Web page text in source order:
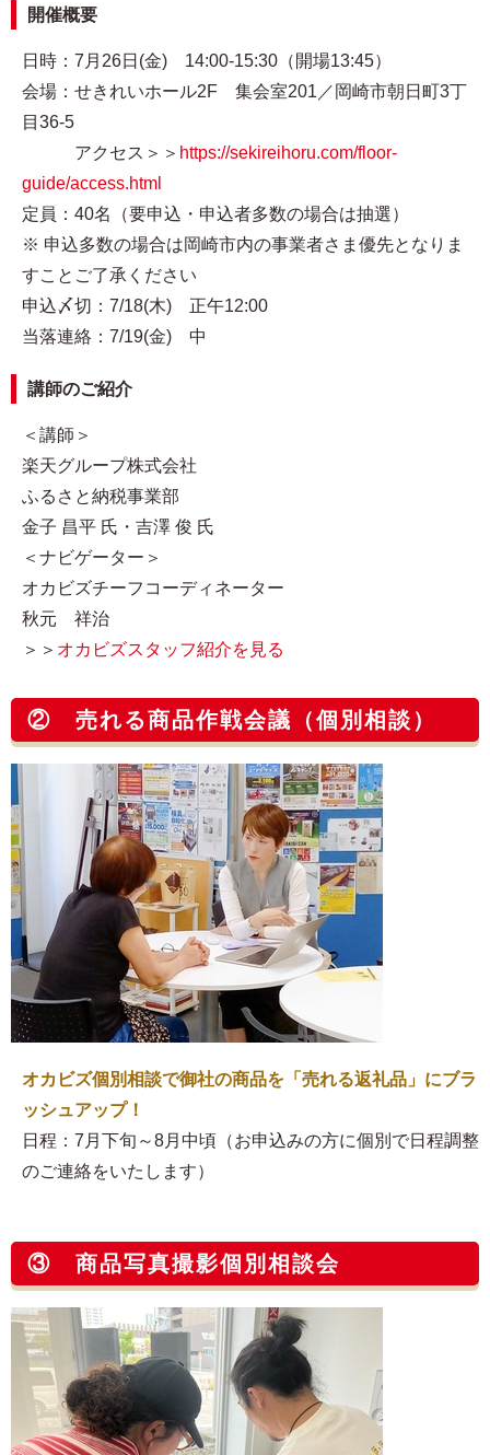
開催概要
日時：7月26日(金) 14:00-15:30（開場13:45）
会場：せきれいホール2F 集会室201／岡崎市朝日町3丁
目36-5
アクセス＞＞ https://sekireihoru.com/floor-
guide/access.html
定員：40名（要申込・申込者多数の場合は抽選）
※ 申込多数の場合は岡崎市内の事業者さま優先となりま
すことご了承ください
申込〆切：7/18(木) 正午12:00
当落連絡：7/19(金) 中
講師のご紹介
＜講師＞
楽天グループ株式会社
ふるさと納税事業部
金子 昌平 氏・吉澤 俊 氏
＜ナビゲーター＞
オカビズチーフコーディネーター
秋元 祥治
＞＞ オカビズスタッフ紹介を見る
② 売れる商品作戦会議（個別相談）
オカビズ個別相談で御社の商品を「売れる返礼品」にブラ
ッシュアップ！
日程：7月下旬～8月中頃（お申込みの方に個別で日程調整
のご連絡をいたします）
③ 商品写真撮影個別相談会